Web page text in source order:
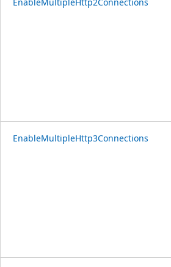
EnableMultipleHttp3Connections